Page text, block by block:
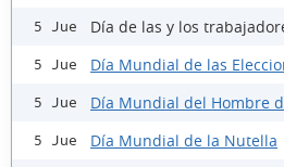
5 Jue Día de las y los
5 Jue Día Mundial de las
5 Jue Día Mundial del Hombre
5 Jue Día Mundial de la Nutella